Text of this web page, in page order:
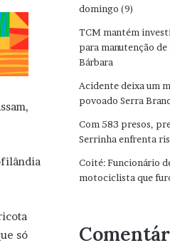
só
domingo (9)
TCM mantém
para manutenção
Bárbara
Acidente deixa um
povoado Serra
Com 583 presos,
Serrinha enfrenta
Coité: Funcionário
motociclista que